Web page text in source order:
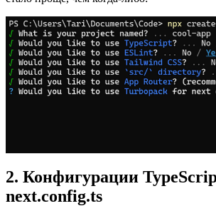
2. Конфигурации
next.config.ts